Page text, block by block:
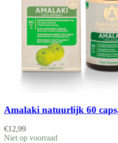
Amalaki natuurlijk 60
€12,99
Niet op voorraad